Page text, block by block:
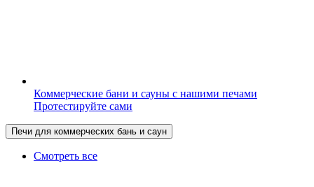
Коммерческие бани и сауны с нашими печами
Протестируйте сами
Печи для коммерческих бань и саун
Смотреть все